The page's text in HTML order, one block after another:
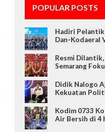
POPULAR POSTS
Hadiri
Dan-Kodaeral
Resmi
Semarang
Didik Nalogo
Kekuatan
Kodim 0733
Air Bersih di 4